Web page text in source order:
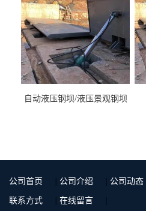
自动液压钢坝/液压景观钢坝
公司首页 公司介绍 公司动态
联系方式 在线留言